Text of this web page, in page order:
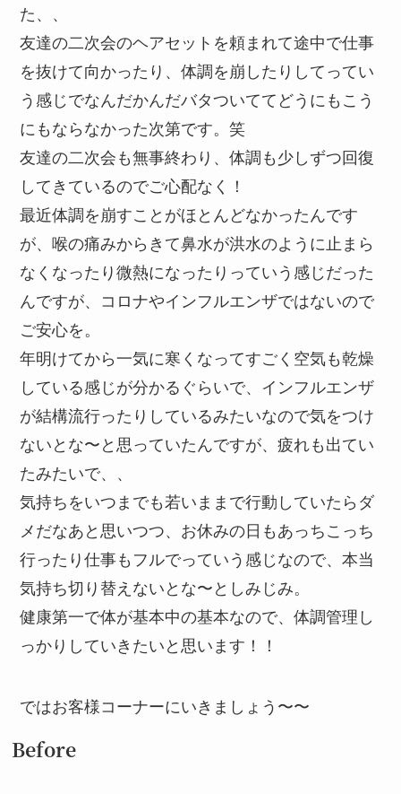
た、、
友達の二次会のヘアセットを頼まれて途中で仕事
を抜けて向かったり、体調を崩したりしてってい
う感じでなんだかんだバタついててどうにもこう
にもならなかった次第です。笑
友達の二次会も無事終わり、体調も少しずつ回復
してきているのでご心配なく！
最近体調を崩すことがほとんどなかったんです
が、喉の痛みからきて鼻水が洪水のように止まら
なくなったり微熱になったりっていう感じだった
んですが、コロナやインフルエンザではないので
ご安心を。
年明けてから一気に寒くなってすごく空気も乾燥
している感じが分かるぐらいで、インフルエンザ
が結構流行ったりしているみたいなので気をつけ
ないとな〜と思っていたんですが、疲れも出てい
たみたいで、、
気持ちをいつまでも若いままで行動していたらダ
メだなあと思いつつ、お休みの日もあっちこっち
行ったり仕事もフルでっていう感じなので、本当
気持ち切り替えないとな〜としみじみ。
健康第一で体が基本中の基本なので、体調管理し
っかりしていきたいと思います！！
ではお客様コーナーにいきましょう〜〜
Before